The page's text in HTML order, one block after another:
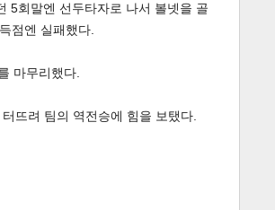
5회말엔 선두타자로 나서 볼넷을 골
점엔 실패했다.
마무리했다.
뜨려 팀의 역전승에 힘을 보탰다.